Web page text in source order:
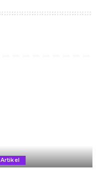
Artikel